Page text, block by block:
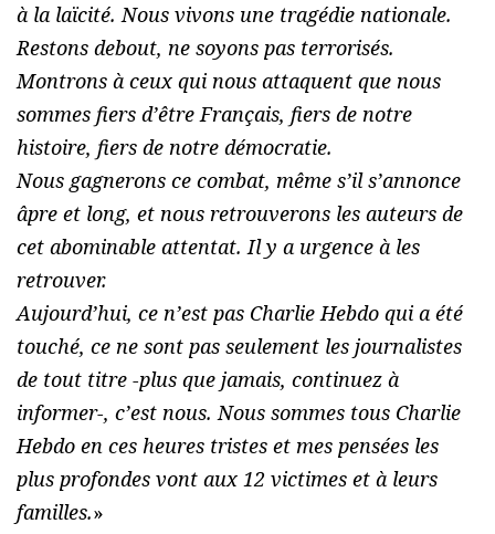
à la laïcité. Nous vivons une tragédie nationale.
Restons debout, ne soyons pas terrorisés.
Montrons à ceux qui nous attaquent que nous
sommes fiers d’être Français, fiers de notre
histoire, fiers de notre démocratie.
Nous gagnerons ce combat, même s’il s’annonce
âpre et long, et nous retrouverons les auteurs de
cet abominable attentat. Il y a urgence à les
retrouver.
Aujourd’hui, ce n’est pas Charlie Hebdo qui a été
touché, ce ne sont pas seulement les journalistes
de tout titre -plus que jamais, continuez à
informer-, c’est nous. Nous sommes tous Charlie
Hebdo en ces heures tristes et mes pensées les
plus profondes vont aux 12 victimes et à leurs
familles.»